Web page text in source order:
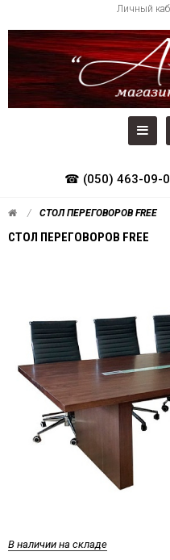
Личный
☎ (050) 463-09-
СТОЛ ПЕРЕГОВОРОВ FREE
СТОЛ ПЕРЕГОВОРОВ FREE
В наличии на складе